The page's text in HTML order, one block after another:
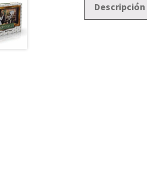
Descripción